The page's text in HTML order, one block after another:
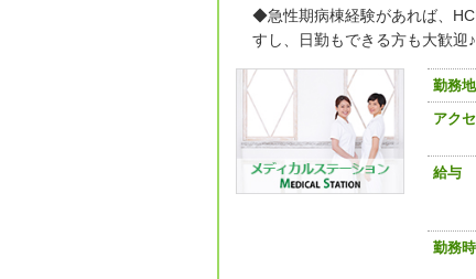
◆急性期病棟経験があれば、
すし、日勤もできる方も大歓迎♪
勤務地
アク
給与
勤務